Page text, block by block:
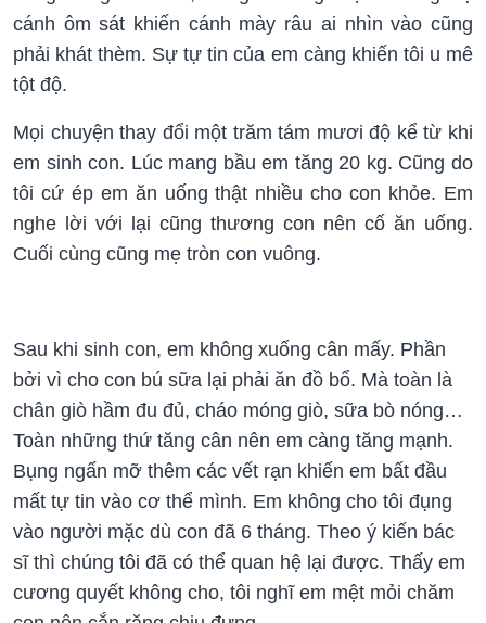
cánh ôm sát khiến cánh mày râu ai nhìn vào cũng
phải khát thèm. Sự tự tin của em càng khiến tôi u mê
tột độ.
Mọi chuyện thay đổi một trăm tám mươi độ kể từ khi
em sinh con. Lúc mang bầu em tăng 20 kg. Cũng do
tôi cứ ép em ăn uống thật nhiều cho con khỏe. Em
nghe lời với lại cũng thương con nên cố ăn uống.
Cuối cùng cũng mẹ tròn con vuông.
Sau khi sinh con, em không xuống cân mấy. Phần
bởi vì cho con bú sữa lại phải ăn đồ bổ. Mà toàn là
chân giò hầm đu đủ, cháo móng giò, sữa bò nóng…
Toàn những thứ tăng cân nên em càng tăng mạnh.
Bụng ngấn mỡ thêm các vết rạn khiến em bất đầu
mất tự tin vào cơ thể mình. Em không cho tôi đụng
vào người mặc dù con đã 6 tháng. Theo ý kiến bác
sĩ thì chúng tôi đã có thể quan hệ lại được. Thấy em
cương quyết không cho, tôi nghĩ em mệt mỏi chăm